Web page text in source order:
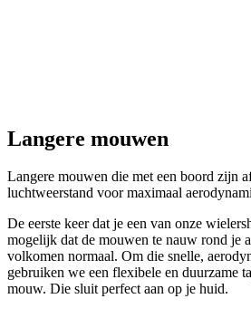
Langere mouwen
Langere mouwen die met een boord zijn
luchtweerstand voor maximaal
De eerste keer dat je een van onze
mogelijk dat de mouwen te nauw rond je
volkomen normaal. Om die snelle,
gebruiken we een flexibele en duurzame
mouw. Die sluit perfect aan op je huid.